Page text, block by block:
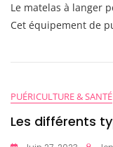
Le matelas à langer
Cet équipement de
PUÉRICULTURE & SANTÉ
Les différents